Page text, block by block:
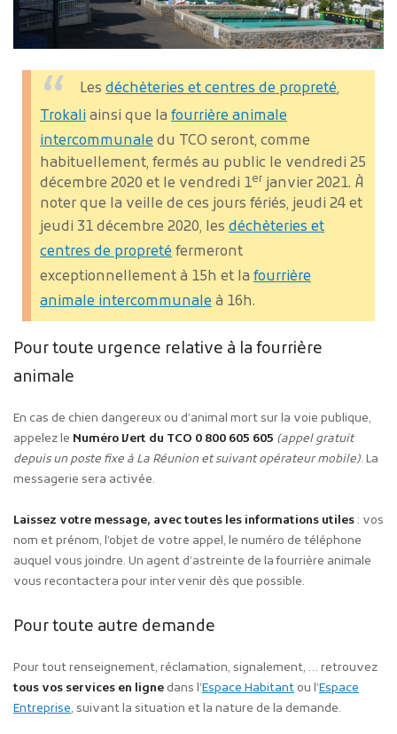
Lesdéchèteries et centres de propreté,
Trokali ainsi que la fourrière animale
intercommunale du TCO seront, comme
habituellement, fermés au public le vendredi 25
décembre 2020 et le vendredi 1er janvier 2021. À
noter que la veille de ces jours fériés, jeudi 24 et
jeudi 31 décembre 2020, les déchèteries et
centres de propreté fermeront
exceptionnellement à 15h et la fourrière
animale intercommunale à 16h.
Pour toute urgence relative à la fourrière
animale
En cas de chien dangereux ou d’animal mort sur la voie publique,
appelez le Numéro Vert du TCO 0 800 605 605 (appel gratuit
depuis un poste fixe à La Réunion et suivant opérateur mobile). La
messagerie sera activée.
Laissez votre message, avec toutes les informations utiles : vos
nom et prénom, l’objet de votre appel, le numéro de téléphone
auquel vous joindre. Un agent d’astreinte de la fourrière animale
vous recontactera pour intervenir dès que possible.
Pour toute autre demande
Pour tout renseignement, réclamation, signalement, … retrouvez
tous vos services en lignedans l’Espace Habitantou l’Espace
Entreprise, suivant la situation et la nature de la demande.